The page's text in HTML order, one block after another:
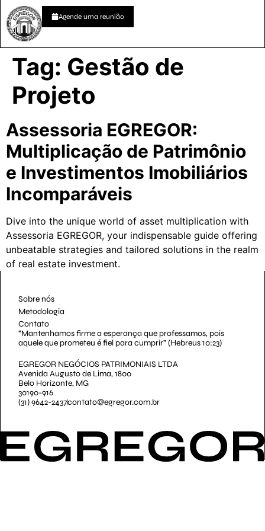
Agende uma reunião
Tag: Gestão de
Projeto
Assessoria EGREGOR:
Multiplicação de Patrimônio
e Investimentos Imobiliários
Incomparáveis
Dive into the unique world of asset multiplication with
Assessoria EGREGOR, your indispensable guide offering
unbeatable strategies and tailored solutions in the realm
of real estate investment.
EGREGOR NEGÓCIOS PATRIMONIAIS LTDA
Avenida Augusto de Lima, 1800
Belo Horizonte, MG
30190-916
(31) 9642-2437contato@egregor.com.br
Sobre nós
Metodologia
Contato
“Mantenhamos firme a esperança que professamos, pois
aquele que prometeu é fiel para cumprir” (Hebreus 10:23)